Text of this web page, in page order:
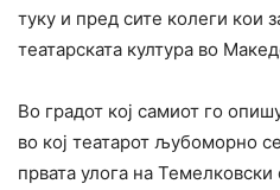
туку и пред сите колеги кои
театарската култура во
Во градот кој самиот го
во кој театарот љубоморно
првата улога на